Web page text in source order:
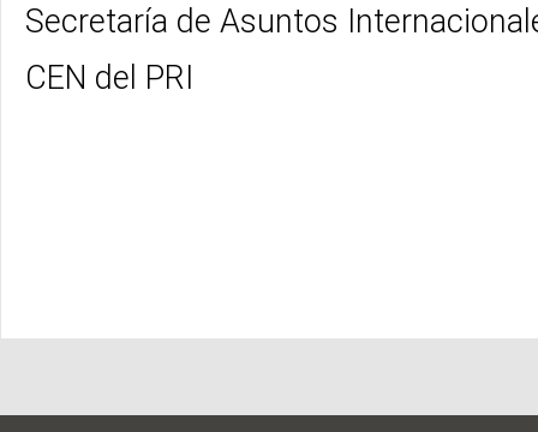
Secretaría de Asuntos
CEN del PRI